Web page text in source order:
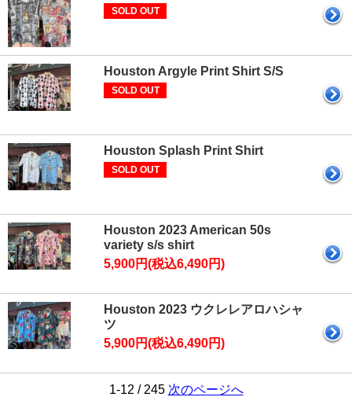
SOLD OUT
Houston Argyle Print Shirt S/S
SOLD OUT
Houston Splash Print Shirt
SOLD OUT
Houston 2023 American 50s
variety s/s shirt
5,900円(税込6,490円)
Houston 2023 ウクレレアロハシャ
ツ
5,900円(税込6,490円)
1-12 / 245 次のページへ